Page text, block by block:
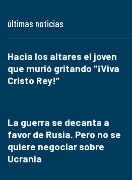
últimas noticias
Hacia los altares el joven
que murió gritando “¡Viva
Cristo Rey!”
La guerra se decanta a
favor de Rusia. Pero no se
quiere negociar sobre
Ucrania